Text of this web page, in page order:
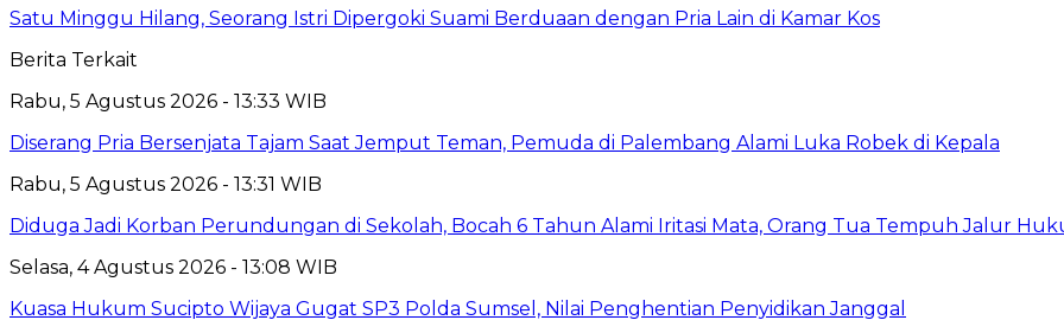
Satu Minggu Hilang, Seorang Istri Dipergoki Suami Berduaan dengan Pria Lain di Kamar Kos
Berita Terkait
Rabu, 5 Agustus 2026 - 13:33 WIB
Diserang Pria Bersenjata Tajam Saat Jemput Teman, Pemuda di Palembang Alami Luka Robek di Kepala
Rabu, 5 Agustus 2026 - 13:31 WIB
Diduga Jadi Korban Perundungan di Sekolah, Bocah 6 Tahun Alami Iritasi Mata, Orang Tua Tempuh Jalur
Selasa, 4 Agustus 2026 - 13:08 WIB
Kuasa Hukum Sucipto Wijaya Gugat SP3 Polda Sumsel, Nilai Penghentian Penyidikan Janggal